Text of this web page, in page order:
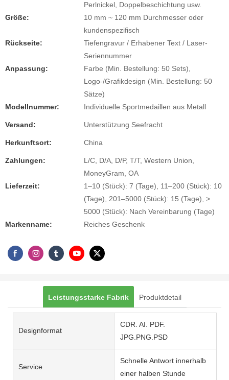
Perlnickel, Doppelbeschichtung usw.
Größe:
10 mm ~ 120 mm Durchmesser oder
kundenspezifisch
Rückseite:
Tiefengravur / Erhabener Text / Laser-
Seriennummer
Anpassung:
Farbe (Min. Bestellung: 50 Sets),
Logo-/Grafikdesign (Min. Bestellung: 50
Sätze)
Modellnummer:
Individuelle Sportmedaillen aus Metall
Versand: Unterstützung Seefracht
Herkunftsort: China
Zahlungen:
L/C, D/A, D/P, T/T, Western Union,
MoneyGram, OA
Lieferzeit:
1–10 (Stück): 7 (Tage), 11–200 (Stück): 10
(Tage), 201–5000 (Stück): 15 (Tage), >
5000 (Stück): Nach Vereinbarung (Tage)
Markenname:
Reiches Geschenk
Leistungsstarke Fabrik Produktdetail
Designformat
CDR. AI. PDF.
JPG.PNG.PSD
Service
Schnelle Antwort innerhalb
einer halben Stunde